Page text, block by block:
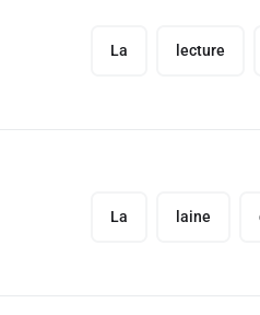
La lecture
La laine